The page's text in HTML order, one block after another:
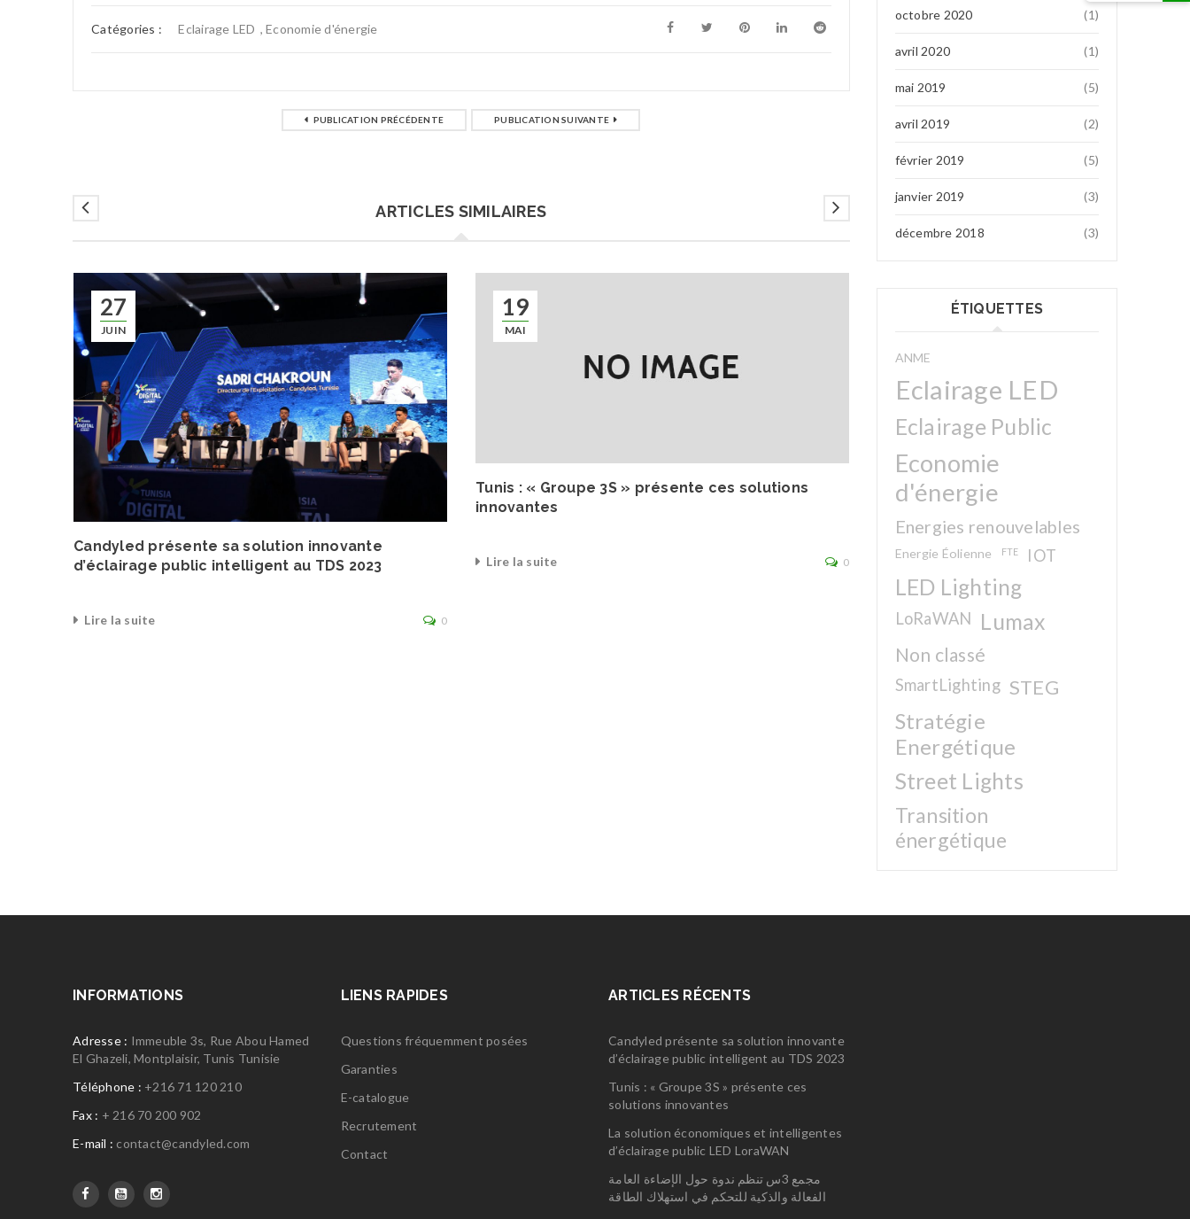
Catégories : Eclairage LED , Economie d'énergie
PUBLICATION PRÉCÉDENTE PUBLICATION SUIVANTE
ARTICLES SIMILAIRES
27
JUIN
Candyled présente sa solution innovante
d’éclairage public intelligent au TDS 2023
Lire la suite 0
19
MAI
Tunis : « Groupe 3S » présente ces solutions
innovantes
Lire la suite 0
La solution économiques et intelligentes
d’éclairage public LED LoraWAN
Lire la suite
octobre 2020 (1)
avril 2020 (1)
mai 2019 (5)
avril 2019 (2)
février 2019 (5)
janvier 2019 (3)
décembre 2018 (3)
ÉTIQUETTES
ANME
Eclairage LED
Eclairage Public
Economie
d'énergie
Energies renouvelables
Energie Éolienne FTE IOT
LED Lighting
LoRaWAN Lumax
Non classé
SmartLighting STEG
Stratégie
Energétique
Street Lights
Transition
énergétique
INFORMATIONS
Adresse : Immeuble 3s, Rue Abou Hamed
El Ghazeli, Montplaisir, Tunis Tunisie
Téléphone : +216 71 120 210
Fax : + 216 70 200 902
E-mail : contact@candyled.com
LIENS RAPIDES
Questions fréquemment posées
Garanties
E-catalogue
Recrutement
Contact
ARTICLES RÉCENTS
Candyled présente sa solution innovante
d’éclairage public intelligent au TDS 2023
Tunis : « Groupe 3S » présente ces
solutions innovantes
La solution économiques et intelligentes
d’éclairage public LED LoraWAN
مجمع 3س تنظم ندوة حول الإضاءة العامة
الفعالة والذكية للتحكم في استهلاك الطاقة